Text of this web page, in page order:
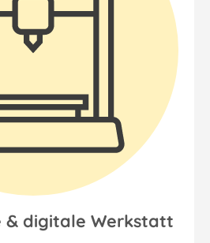
& digitale Werkstatt